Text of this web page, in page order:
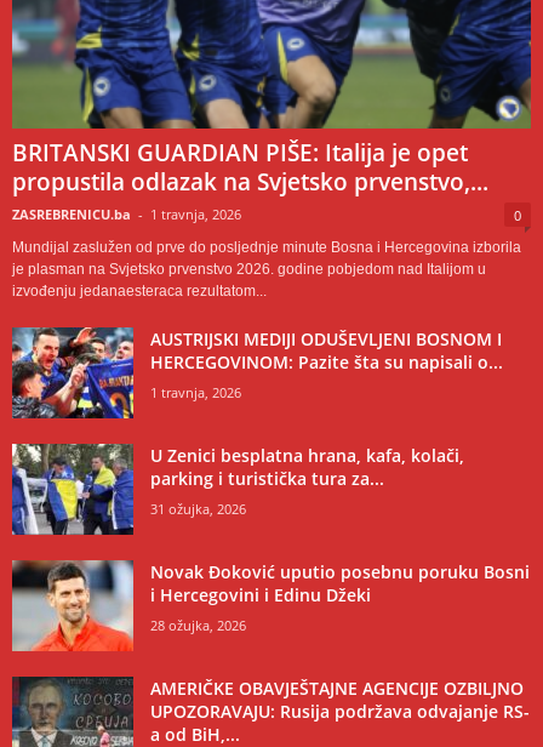
BRITANSKI GUARDIAN PIŠE: Italija je opet
propustila odlazak na Svjetsko prvenstvo,...
ZASREBRENICU.ba - 1 travnja, 2026 0
Mundijal zaslužen od prve do posljednje minute Bosna i Hercegovina izborila
je plasman na Svjetsko prvenstvo 2026. godine pobjedom nad Italijom u
izvođenju jedanaesteraca rezultatom...
AUSTRIJSKI MEDIJI ODUŠEVLJENI BOSNOM I
HERCEGOVINOM: Pazite šta su napisali o...
1 travnja, 2026
U Zenici besplatna hrana, kafa, kolači,
parking i turistička tura za...
31 ožujka, 2026
Novak Đoković uputio posebnu poruku Bosni
i Hercegovini i Edinu Džeki
28 ožujka, 2026
AMERIČKE OBAVJEŠTAJNE AGENCIJE OZBILJNO
UPOZORAVAJU: Rusija podržava odvajanje RS-
a od BiH,...